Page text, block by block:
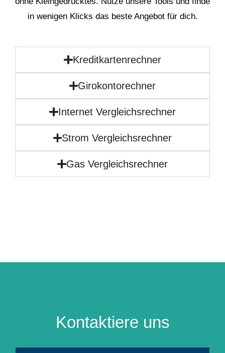
in wenigen Klicks das beste Angebot für dich.
Kreditkartenrechner
Girokontorechner
Internet Vergleichsrechner
Strom Vergleichsrechner
Gas Vergleichsrechner
Kontaktiere uns